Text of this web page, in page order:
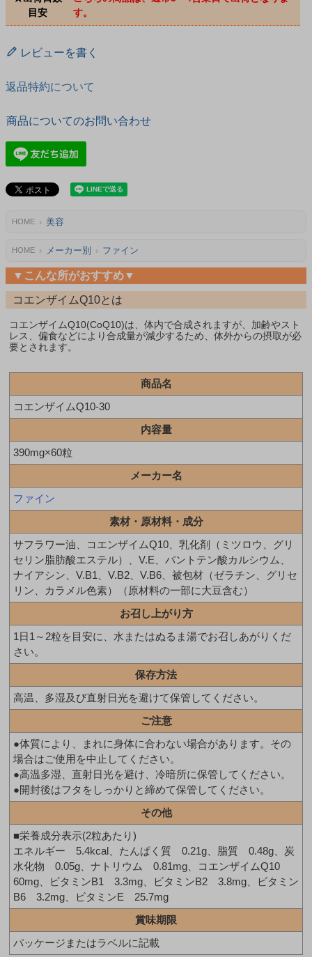
目安
す。
レビューを書く
返品特約について
商品についてのお問い合わせ
HOME 美容
HOME メーカー別 ファイン
▼こんな所がおすすめ▼
コエンザイムQ10とは
コエンザイムQ10(CoQ10)は、体内で合成されますが、加齢やスト
レス、偏食などにより合成量が減少するため、体外からの摂取が必
要とされます。
商品名
コエンザイムQ10-30
内容量
390mg×60粒
メーカー名
ファイン
素材・原材料・成分
サフラワー油、コエンザイムQ10、乳化剤（ミツロウ、グリ
セリン脂肪酸エステル）、V.E、パントテン酸カルシウム、
ナイアシン、V.B1、V.B2、V.B6、被包材（ゼラチン、グリセ
リン、カラメル色素）（原材料の一部に大豆含む）
お召し上がり方
1日1～2粒を目安に、水またはぬるま湯でお召しあがりくだ
さい。
保存方法
高温、多湿及び直射日光を避けて保管してください。
ご注意
●体質により、まれに身体に合わない場合があります。その
場合はご使用を中止してください。
●高温多湿、直射日光を避け、冷暗所に保管してください。
●開封後はフタをしっかりと締めて保管してください。
その他
■栄養成分表示(2粒あたり)
エネルギー 5.4kcal、たんぱく質 0.21g、脂質 0.48g、炭
水化物 0.05g、ナトリウム 0.81mg、コエンザイムQ10
60mg、ビタミンB1 3.3mg、ビタミンB2 3.8mg、ビタミン
B6 3.2mg、ビタミンE 25.7mg
賞味期限
パッケージまたはラベルに記載